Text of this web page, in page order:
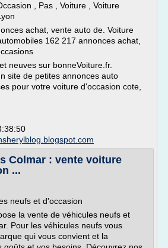
, Pas , Voiture , Voiture
achat, vente auto de. Voiture
162 217 annonces achat,
neuves sur bonneVoiture.fr.
site de petites annonces auto
pour votre voiture d'occasion cote,
Colmar : vente voiture
...
neufs et d'occasion
la vente de véhicules neufs et
Pour les véhicules neufs vous
qui vous convient et la